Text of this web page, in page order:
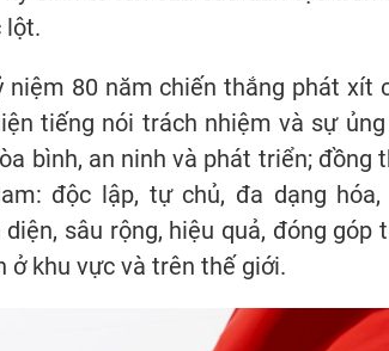
lột.
80 năm chiến thắng phát xít
tiếng nói trách nhiệm và sự
bình, an ninh và phát triển; đồng
độc lập, tự chủ, đa dạng hóa,
sâu rộng, hiệu quả, đóng góp
ở khu vực và trên thế giới.